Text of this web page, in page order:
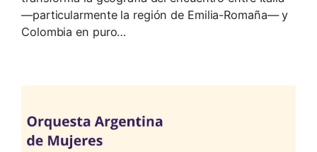
—particularmente la región de Emilia-Romaña— y
Colombia en puro…